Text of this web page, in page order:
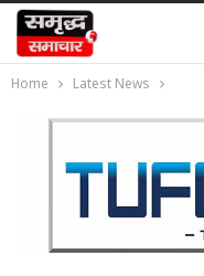
Home Latest News